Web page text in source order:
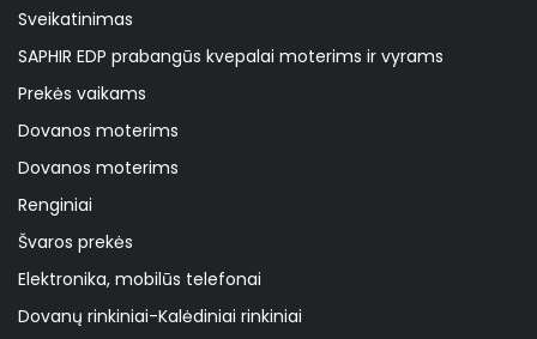
Sveikatinimas
SAPHIR EDP prabangūs kvepalai moterims ir vyrams
Prekės vaikams
Dovanos moterims
Dovanos moterims
Renginiai
Švaros prekės
Elektronika, mobilūs telefonai
Dovanų rinkiniai-Kalėdiniai rinkiniai